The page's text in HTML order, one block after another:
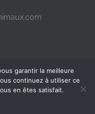
| Réalisé par
garantir la meilleure
continuez à utiliser ce
en êtes satisfait.